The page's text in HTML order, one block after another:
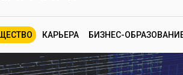
КАРЬЕРА БИЗНЕС-